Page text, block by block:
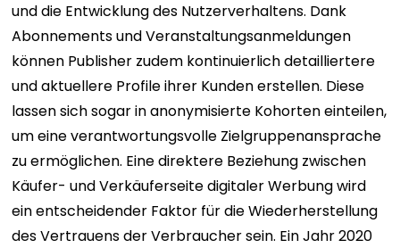
und die Entwicklung des Nutzerverhaltens. Dank
Abonnements und Veranstaltungsanmeldungen
können Publisher zudem kontinuierlich detailliertere
und aktuellere Profile ihrer Kunden erstellen. Diese
lassen sich sogar in anonymisierte Kohorten einteilen,
um eine verantwortungsvolle Zielgruppenansprache
zu ermöglichen. Eine direktere Beziehung zwischen
Käufer- und Verkäuferseite digitaler Werbung wird
ein entscheidender Faktor für die Wiederherstellung
des Vertrauens der Verbraucher sein. Ein Jahr 2020